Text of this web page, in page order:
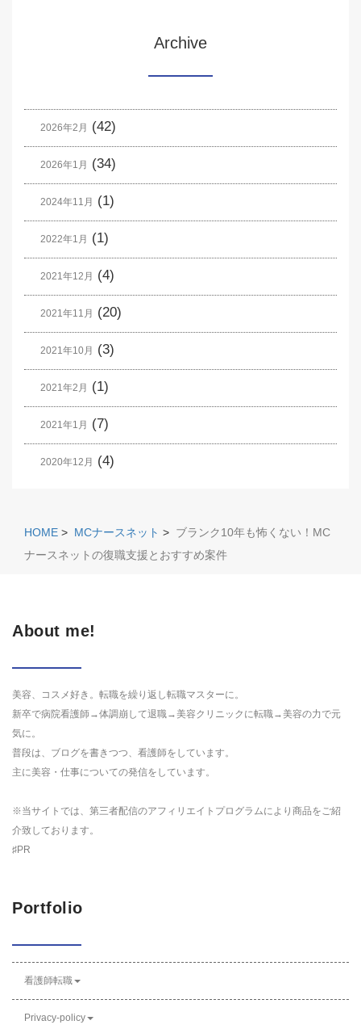
Archive
2026年2月 (42)
2026年1月 (34)
2024年11月 (1)
2022年1月 (1)
2021年12月 (4)
2021年11月 (20)
2021年10月 (3)
2021年2月 (1)
2021年1月 (7)
2020年12月 (4)
HOME > MCナースネット > ブランク10年も怖くない！MC
ナースネットの復職支援とおすすめ案件
About me!
美容、コスメ好き。転職を繰り返し転職マスターに。
新卒で病院看護師→体調崩して退職→美容クリニックに転職→美容の力で元
気に。
普段は、ブログを書きつつ、看護師をしています。
主に美容・仕事についての発信をしています。
※当サイトでは、第三者配信のアフィリエイトプログラムにより商品をご紹
介致しております。
♯PR
Portfolio
看護師転職
Privacy-policy